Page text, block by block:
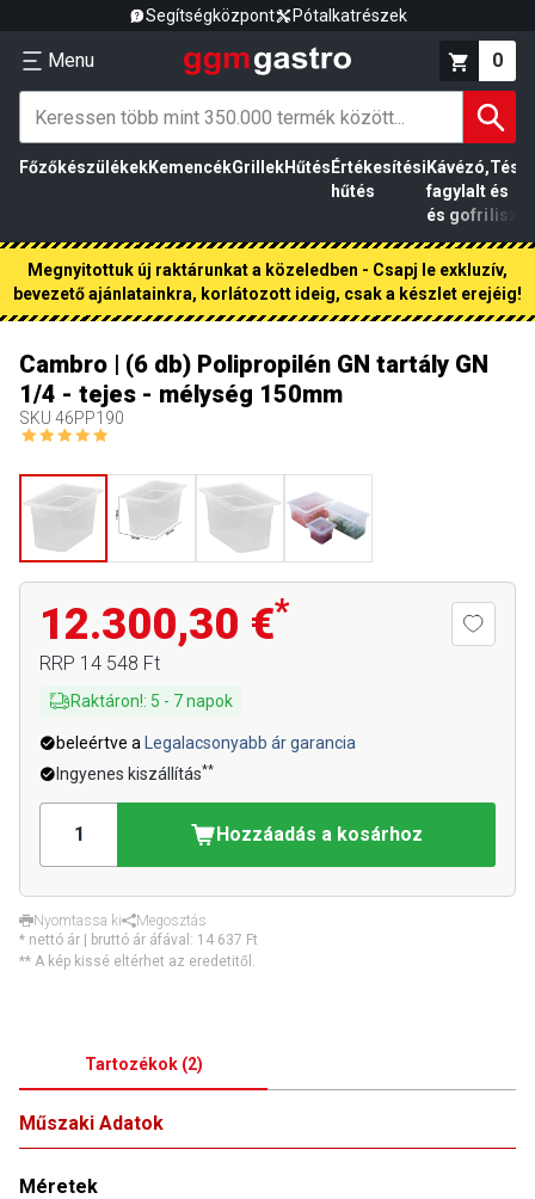
Segítségközpont Pótalkatrészek
Menu 0
FőzőkészülékekKemencékGrillekHűtés Értékesítési
hűtés
Kávézó,
fagylalt
és gofri
és
liszt
Megnyitottuk új raktárunkat a közeledben - Csapj le exkluzív,
bevezető ajánlatainkra, korlátozott ideig, csak a készlet erejéig!
Cambro | (6 db) Polipropilén GN tartály GN
1/4 - tejes - mélység 150mm
SKU 46PP190
12.300,30 €*
RRP 14 548 Ft
Raktáron!: 5 - 7napok
beleértve a
Legalacsonyabb ár garancia
Ingyenes kiszállítás**
Hozzáadás a kosárhoz
Nyomtassa ki
Megosztás
* nettó ár | bruttó ár áfával: 14 637 Ft
** A kép kissé eltérhet az eredetitől.
Tartozékok(2)
Műszaki Adatok
Méretek